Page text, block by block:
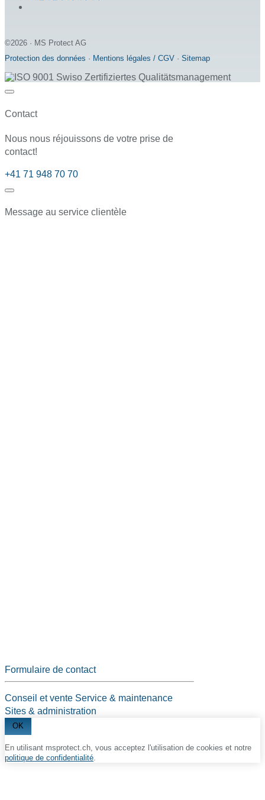
©2026 · MS Protect AG
Protection des données · Mentions légales / CGV · Sitemap
Contact
Nous nous réjouissons de votre prise de
contact!
+41 71 948 70 70
Message au service clientèle
Formulaire de contact
Conseil et vente Service & maintenance
Sites & administration
OK
En utilisant msprotect.ch, vous acceptez l'utilisation de cookies et notre
politique de confidentialité